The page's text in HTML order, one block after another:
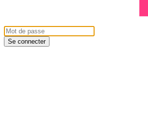
Se connecter